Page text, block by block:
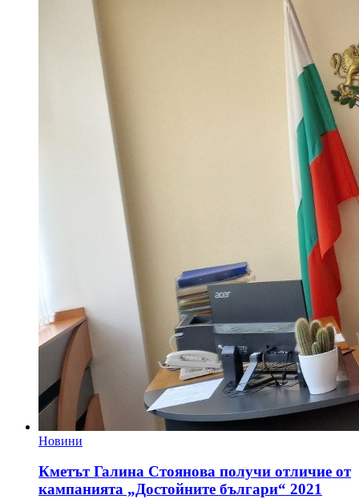
Новини
Кметът Галина Стоянова получи отличие от
кампанията „Достойните българи“ 2021